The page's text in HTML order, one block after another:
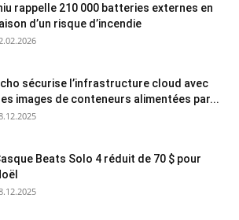
rappelle 210 000 batteries externes en
d’un risque d’incendie
sécurise l’infrastructure cloud avec
images de conteneurs alimentées par...
Beats Solo 4 réduit de 70 $ pour